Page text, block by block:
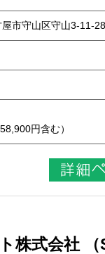
市守山区守山3-11-28
円含む）
株式会社 （